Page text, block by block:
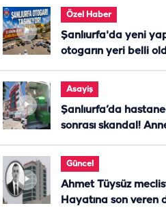
Özel Haber
Şanlıurfa'da yeni
otogarın yeri belli
Asayiş
Şanlıurfa’da
sonrası skandal!
Güncel
Ahmet Tüysüz
Hayatına son veren